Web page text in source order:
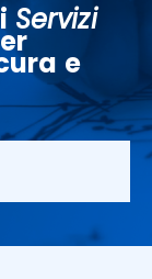
Servizi
e